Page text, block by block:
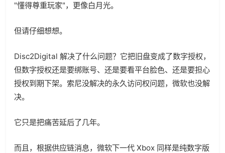
"懂得尊重玩家"，更像白月光。
但请仔细想想。
Disc2Digital 解决了什么问题？它把旧盘变成了数字授权，
但数字授权还是要绑账号、还是要看平台脸色、还是要担心
授权到期下架。索尼没解决的永久访问权问题，微软也没解
决。
它只是把痛苦延后了几年。
而且，根据供应链消息，微软下一代 Xbox 同样是纯数字版